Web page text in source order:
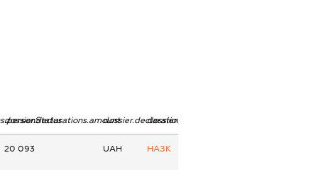
dossier.declarations.amountdossier.declarations.currency
dossier.declarations.source
20 093 UAH НАЗК